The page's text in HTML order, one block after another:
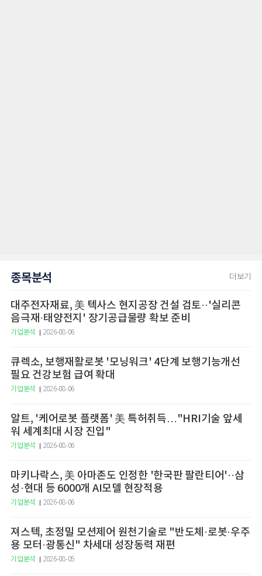
종목분석 더보기
대주전자재료, 美 텍사스 현지공장 건설 검토··'실리콘
음극재·태양전지' 장기공급물량 확보 준비
기업분석 2026-08-06
큐렉소, 보행재활로봇 '모닝워크' 4단계 보행기능개선
필요 건강보험 급여 확대
기업분석 2026-08-06
알트, '케어로봇 플랫폼' 美 특허취득…"HRI기술 앞세
워 세계최대 시장 진입"
기업분석 2026-08-06
마키나락스, 美 아마존도 인정한 '한국판 팔란티어'··삼
성·현대 등 6000개 AI모델 현장적용
기업분석 2026-08-06
져스텍, 초정밀 모션제어 원천기술로 "반도체·로봇·우주
용 모터·광통신" 차세대 성장동력 재편
기업분석 2026-08-05